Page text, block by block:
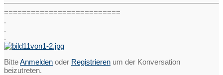
==========================
.
.
.
BitteAnmelden oder Registrieren um der Konversation
beizutreten.